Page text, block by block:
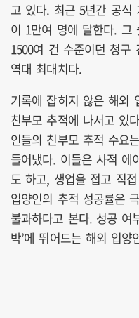
고 있다. 최근 5년간 공식
이 1만여 명에 달한다. 그
1500여 건 수준이던 청구
역대 최대치다.
기록에 잡히지 않은 해외
친부모 추적에 나서고 있
인들의 친부모 추적 수요
들어냈다. 이들은 사적 에
도 하고, 생업을 접고 직
입양인의 추적 성공률은
불과하다고 본다. 성공 여
박’에 뛰어드는 해외 입